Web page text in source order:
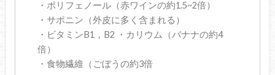
・ポリフェノール（赤ワインの約1.5~2倍）
・サポニン（外皮に多く含まれる）
・ビタミンB1，B2 ・カリウム（バナナの約4
倍）
・食物繊維（ごぼうの約3倍